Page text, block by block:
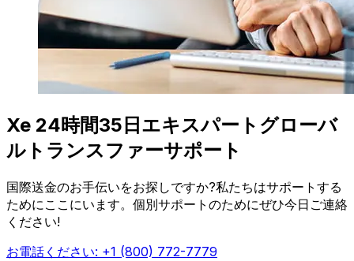
Xe 24時間35日エキスパートグローバ
ルトランスファーサポート
国際送金のお手伝いをお探しですか?私たちはサポートする
ためにここにいます。個別サポートのためにぜひ今日ご連絡
ください!
お電話ください: +1 (800) 772-7779